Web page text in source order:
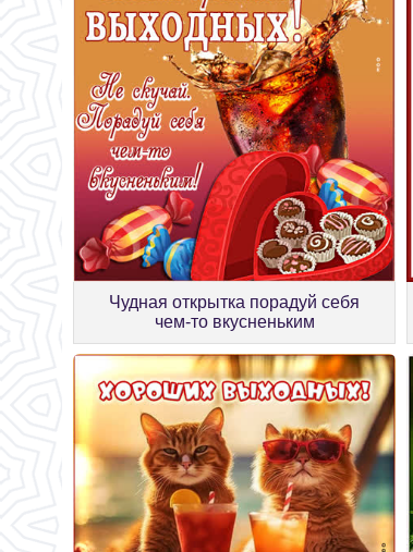
Чудная открытка порадуй себя
чем-то вкусненьким